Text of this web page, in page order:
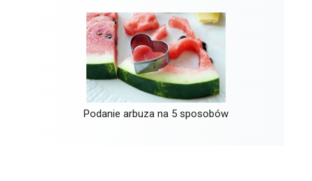
Podanie arbuza na 5 sposobów